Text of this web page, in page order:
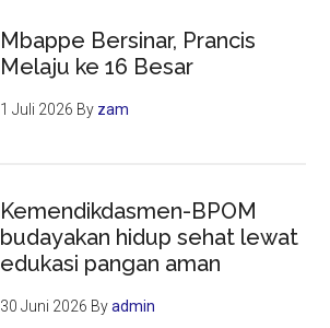
Mbappe Bersinar, Prancis
Melaju ke 16 Besar
1 Juli 2026 By zam
Kemendikdasmen-BPOM
budayakan hidup sehat lewat
edukasi pangan aman
30 Juni 2026 Byadmin